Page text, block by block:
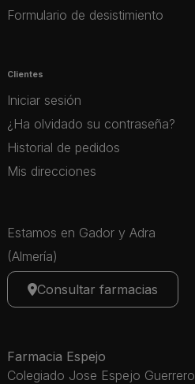
Formulario de desistimiento
Clientes
Iniciar sesión
¿Ha olvidado su contraseña?
Historial de pedidos
Mis direcciones
Estamos en Gador y Adra
(Almería)
Consultar farmacias
Farmacia Espejo
Colegiado Jose Espejo Guerrero